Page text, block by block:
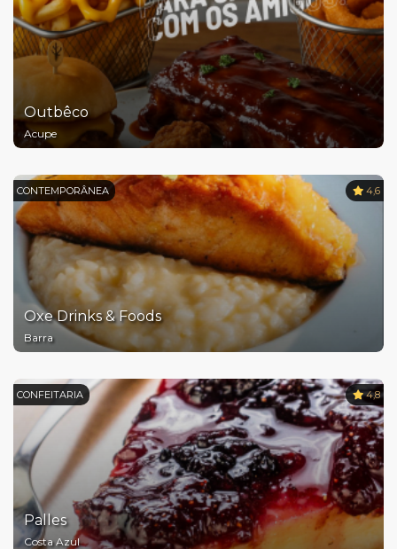
Outbêco
Acupe
CONTEMPORÂNEA 4,6
Oxe Drinks & Foods
Barra
CONFEITARIA 4,8
Palles
Costa Azul